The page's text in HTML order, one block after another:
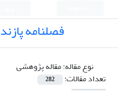
فصلنامه پازند
نوع مقاله:مقاله پژوهشی
تعداد مقالات:
282